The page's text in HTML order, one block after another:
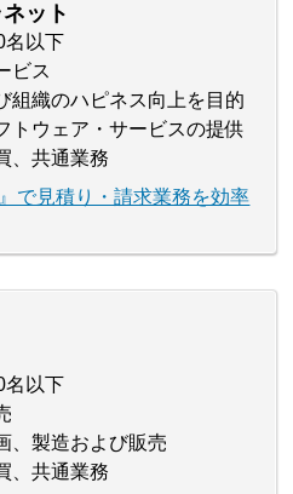
ット
名以下
ビス
組織のハピネス向上を目的
トウェア・サービスの提供
、共通業務
で見積り・請求業務を効率
名以下
、製造および販売
、共通業務